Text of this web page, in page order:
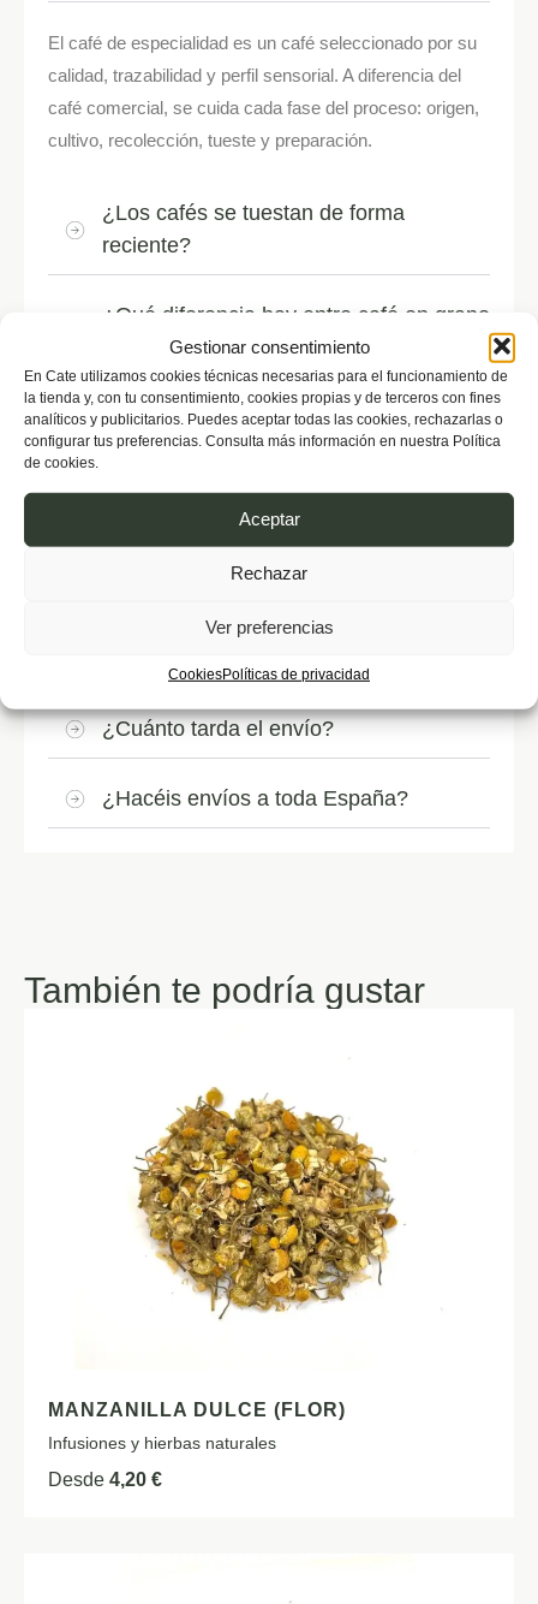
Gestionar consentimiento
En Cate utilizamos cookies técnicas necesarias para el funcionamiento de
la tienda y, con tu consentimiento, cookies propias y de terceros con fines
analíticos y publicitarios. Puedes aceptar todas las cookies, rechazarlas o
configurar tus preferencias. Consulta más información en nuestra Política
de cookies.
Aceptar
Rechazar
Ver preferencias
CookiesPolíticas de privacidad
El café de especialidad es un café seleccionado por su
calidad, trazabilidad y perfil sensorial. A diferencia del
café comercial, se cuida cada fase del proceso: origen,
cultivo, recolección, tueste y preparación.
¿Los cafés se tuestan de forma
reciente?
¿Qué diferencia hay entre café en grano
y café molido?
¿Puedo elegir el tipo de molienda?
¿Qué café debo elegir si estoy
¿Cuánto tarda el envío?
¿Hacéis envíos a toda España?
También te podría gustar
MANZANILLA DULCE (FLOR)
Infusiones y hierbas naturales
Desde 4,20 €